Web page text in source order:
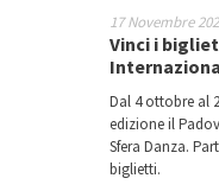
17 Novembre
Vinci i
Dal 4 ottobre al
edizione il
Sfera Danza.
biglietti.